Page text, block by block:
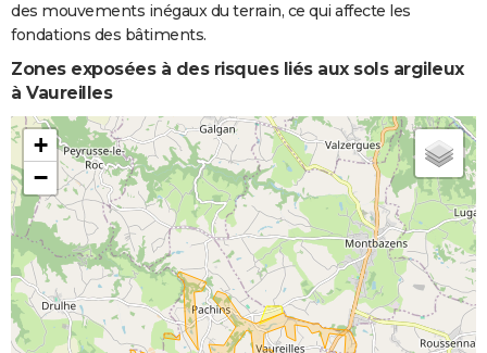
des mouvements inégaux du terrain, ce qui affecte les
fondations des bâtiments.
Zones exposées à des risques liés aux sols argileux
à Vaureilles
+
−